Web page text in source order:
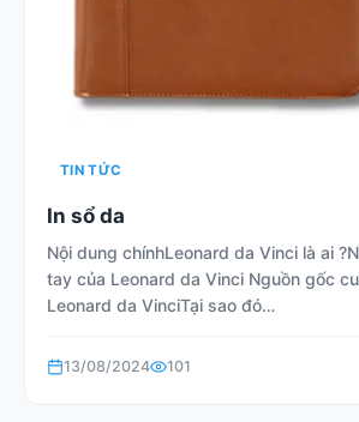
TIN TỨC
In sổ da
Nội dung chínhLeonard da Vinci là ai
tay của Leonard da Vinci Nguồn gốc
Leonard da VinciTại sao đó…
13/08/2024 101